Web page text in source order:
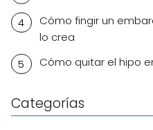
Cómo fingir un
lo crea
Cómo quitar el hipo
Categorías